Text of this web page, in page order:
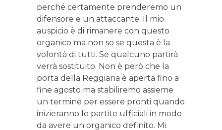
perché certamente prenderemo un
difensore e un attaccante. Il mio
auspicio è di rimanere con questo
organico ma non so se questa è la
volontà di tutti. Se qualcuno partirà
verrà sostituito. Non è però che la
porta della Reggiana è aperta fino a
fine agosto ma stabiliremo assieme
un termine per essere pronti quando
inizieranno le partite ufficiali in modo
da avere un organico definito. Mi